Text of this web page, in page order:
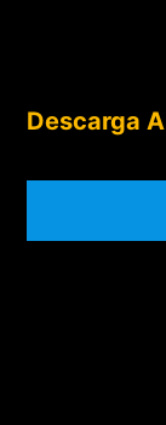
Descarga